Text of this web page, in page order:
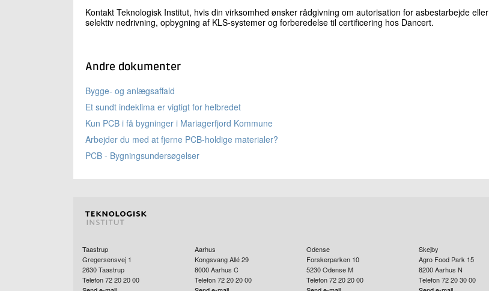
Kontakt Teknologisk Institut, hvis din virksomhed ønsker rådgivning om autorisation for asbestarbejde eller
selektiv nedrivning, opbygning af KLS-systemer og forberedelse til certificering hos Dancert.
Andre dokumenter
Bygge- og anlægsaffald
Et sundt indeklima er vigtigt for helbredet
Kun PCB i få bygninger i Mariagerfjord Kommune
Arbejder du med at fjerne PCB-holdige materialer?
PCB - Bygningsundersøgelser
Taastrup
Gregersensvej 1
2630Taastrup
Telefon 72 20 20 00
Aarhus
Kongsvang Allé 29
8000 Aarhus C
Telefon 72 20 20 00
Odense
Forskerparken 10
5230 Odense M
Telefon 72 20 20 00
Skejby
Agro Food Park 15
8200Aarhus N
Telefon 72 20 30 00